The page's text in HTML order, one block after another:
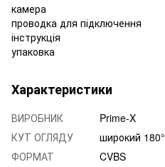
камера
проводка для підключення
інструкція
упаковка
Характеристики
ВИРОБНИК
Prime-X
КУТ ОГЛЯДУ
широкий 180°
ФОРМАТ
CVBS